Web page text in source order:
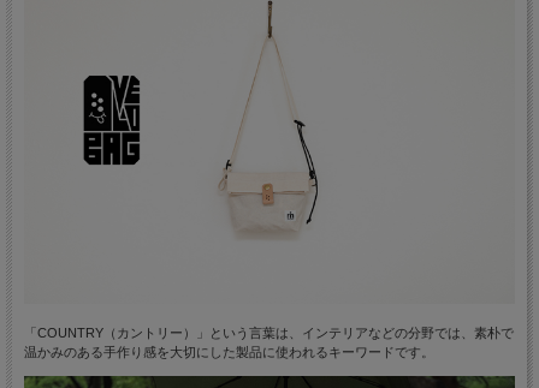
「COUNTRY（カントリー）」という言葉は、インテリアなどの分野では、素朴で
温かみのある手作り感を大切にした製品に使われるキーワードです。